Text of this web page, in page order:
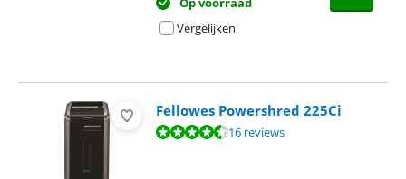
Vergelijken
Fellowes Powershred 225Ci
Beoordeling is 9,1 van de 10, gebaseerd op 16 reviews.
16 reviews